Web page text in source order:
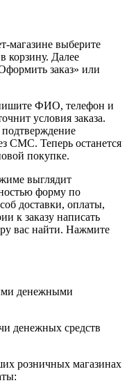
магазине выберите
корзину. Далее
заказ» или
ФИО, телефон и
условия заказа.
подтверждение
СМС. Теперь останется
покупке.
выглядит
форму по
доставки, оплаты,
к заказу написать
вас найти. Нажмите
денежными
денежных средств
розничных магазинах